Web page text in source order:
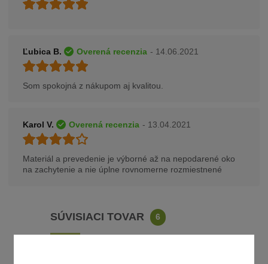
Ľubica B. Overená recenzia - 14.06.2021
Som spokojná z nákupom aj kvalitou.
Karol V. Overená recenzia - 13.04.2021
Materiál a prevedenie je výborné až na nepodarené oko
na zachytenie a nie úplne rovnomerne rozmiestnené
SÚVISIACI TOVAR 6